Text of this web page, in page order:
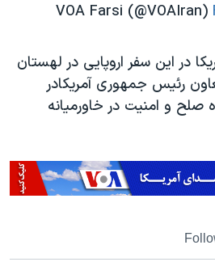
در این سفر اروپایی در لهستان
رئیس جمهوری آمریکادر
صلح و امنیت در خاورمیانه